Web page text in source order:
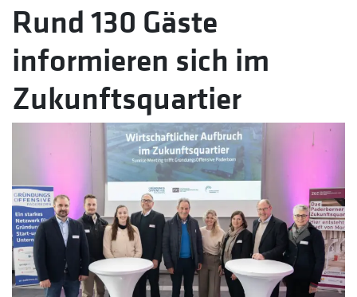
Rund 130 Gäste
informieren sich im
Zukunftsquartier